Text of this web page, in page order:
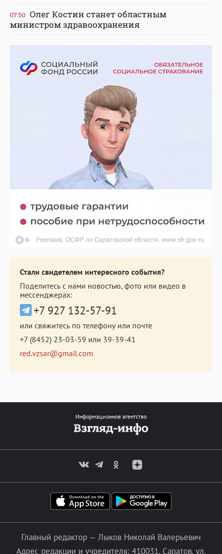
07:50 Олег Костин станет областным
министром здравоохранения
Стали свидетелем интересного события?
Поделитесь с нами новостью, фото или видео в
мессенджерах:
+7 927 132-57-91
или свяжитесь по телефону или почте
+7 (8452) 23-03-59 или 39-39-41
red.vzsar@gmail.com
Информационное агентство
Главный редактор — Лыков Николай Валерьевич
Адрес редакции и учредителя: 410031, Саратов, ул.